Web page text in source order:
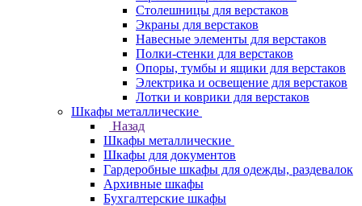
Столешницы для верстаков
Экраны для верстаков
Навесные элементы для верстаков
Полки-стенки для верстаков
Опоры, тумбы и ящики для верстаков
Электрика и освещение для верстаков
Лотки и коврики для верстаков
Шкафы металлические
Назад
Шкафы металлические
Шкафы для документов
Гардеробные шкафы для одежды, раздевалок
Архивные шкафы
Бухгалтерские шкафы